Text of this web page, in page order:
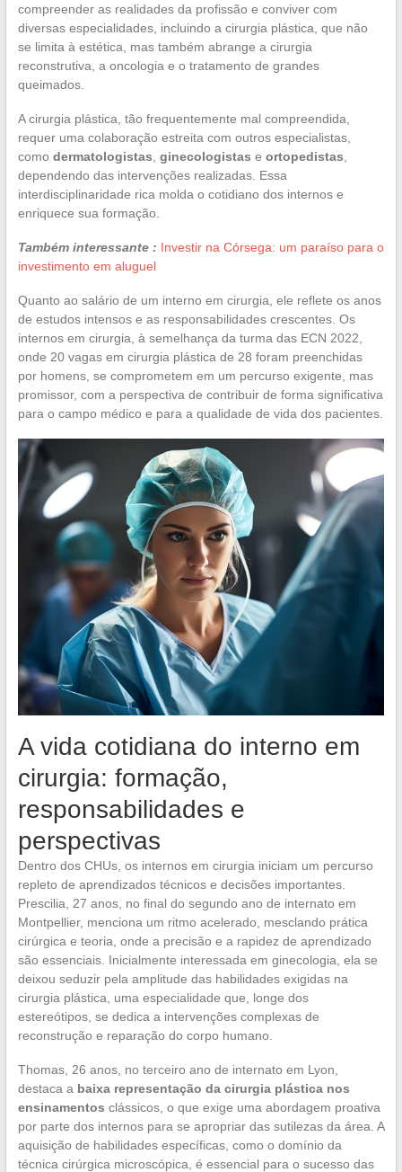
compreender as realidades da profissão e conviver com
diversas especialidades, incluindo a cirurgia plástica, que não
se limita à estética, mas também abrange a cirurgia
reconstrutiva, a oncologia e o tratamento de grandes
queimados.
A cirurgia plástica, tão frequentemente mal compreendida,
requer uma colaboração estreita com outros especialistas,
como dermatologistas ginecologistas e ortopedistas
dependendo das intervenções realizadas. Essa
interdisciplinaridade rica molda o cotidiano dos internos e
enriquece sua formação.
Também interessante : Investir na Córsega: um paraíso para o
investimento em aluguel
Quanto ao salário de um interno em cirurgia, ele reflete os anos
de estudos intensos e as responsabilidades crescentes. Os
internos em cirurgia, à semelhança da turma das ECN 2022,
onde 20 vagas em cirurgia plástica de 28 foram preenchidas
por homens, se comprometem em um percurso exigente, mas
promissor, com a perspectiva de contribuir de forma significativa
para o campo médico e para a qualidade de vida dos pacientes.
A vida cotidiana do interno em
cirurgia: formação,
responsabilidades e
perspectivas
Dentro dos CHUs, os internos em cirurgia iniciam um percurso
repleto de aprendizados técnicos e decisões importantes.
Prescilia, 27 anos, no final do segundo ano de internato em
Montpellier, menciona um ritmo acelerado, mesclando prática
cirúrgica e teoria, onde a precisão e a rapidez de aprendizado
são essenciais. Inicialmente interessada em ginecologia, ela se
deixou seduzir pela amplitude das habilidades exigidas na
cirurgia plástica, uma especialidade que, longe dos
estereótipos, se dedica a intervenções complexas de
reconstrução e reparação do corpo humano.
Thomas, 26 anos, no terceiro ano de internato em Lyon,
destaca a baixa representação da cirurgia plástica nos
ensinamentos clássicos, o que exige uma abordagem proativa
por parte dos internos para se apropriar das sutilezas da área. A
aquisição de habilidades específicas, como o domínio da
técnica cirúrgica microscópica, é essencial para o sucesso das